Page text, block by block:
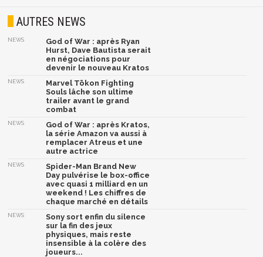
AUTRES NEWS
NEWS
God of War : après Ryan
Hurst, Dave Bautista serait
en négociations pour
devenir le nouveau Kratos
NEWS
Marvel Tōkon Fighting
Souls lâche son ultime
trailer avant le grand
combat
NEWS
God of War : après Kratos,
la série Amazon va aussi à
remplacer Atreus et une
autre actrice
NEWS
Spider-Man Brand New
Day pulvérise le box-office
avec quasi 1 milliard en un
weekend ! Les chiffres de
chaque marché en détails
NEWS
Sony sort enfin du silence
sur la fin des jeux
physiques, mais reste
insensible à la colère des
joueurs...